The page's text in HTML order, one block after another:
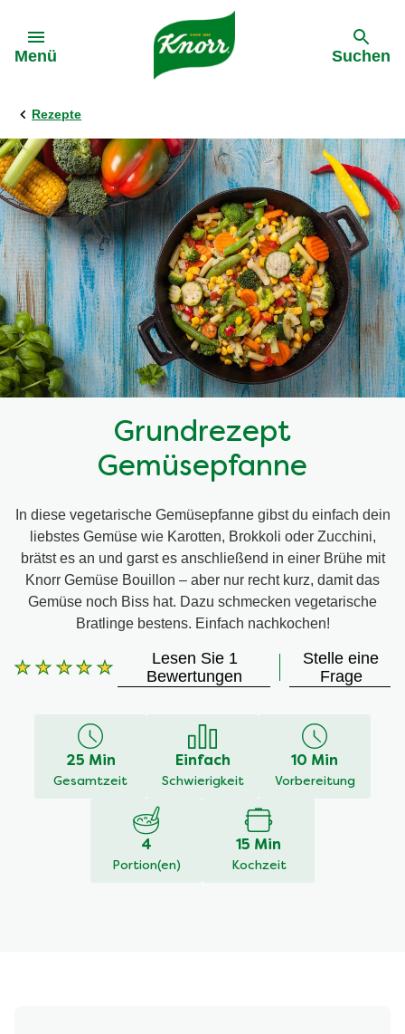
Menü Suchen
Rezepte
Grundrezept
Gemüsepfanne
In diese vegetarische Gemüsepfanne gibst du einfach dein
liebstes Gemüse wie Karotten, Brokkoli oder Zucchini,
brätst es an und garst es anschließend in einer Brühe mit
Knorr Gemüse Bouillon – aber nur recht kurz, damit das
Gemüse noch Biss hat. Dazu schmecken vegetarische
Bratlinge bestens. Einfach nachkochen!
Die
Bewertung
beträgt
Lesen Sie 1
Bewertungen
Stelle eine
Frage
25 Min
Gesamtzeit
Einfach
Schwierigkeit
10 Min
Vorbereitung
4
Portion(en)
15 Min
Kochzeit